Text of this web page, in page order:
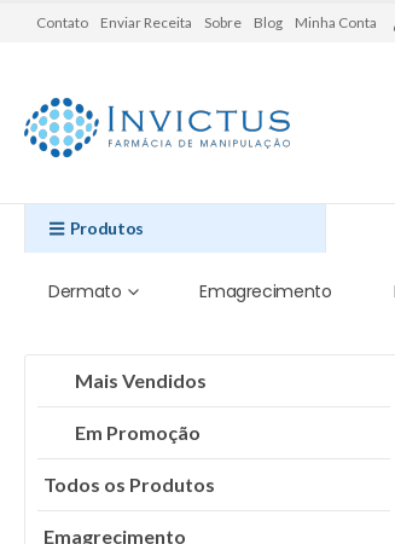
Contato Enviar Receita Sobre Blog Minha Conta
Produtos
Dermato Emagrecimento
Mais Vendidos
Em Promoção
Todos os Produtos
Emagrecimento